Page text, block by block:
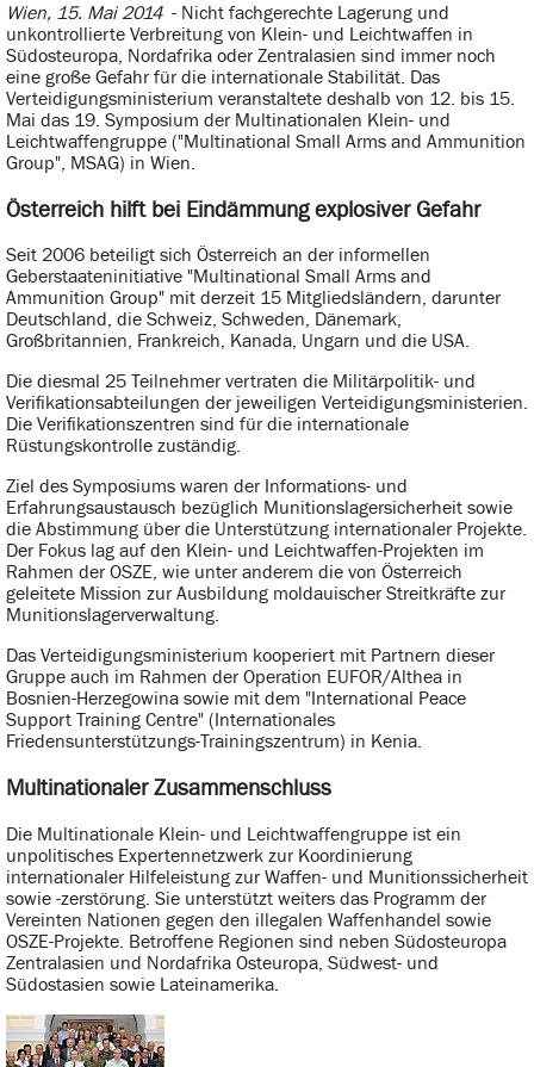
Wien, 15. Mai 2014 - Nicht fachgerechte Lagerung und
unkontrollierte Verbreitung von Klein- und Leichtwaffen in
Südosteuropa, Nordafrika oder Zentralasien sind immer noch
eine große Gefahr für die internationale Stabilität. Das
Verteidigungsministerium veranstaltete deshalb von 12. bis 15.
Mai das 19. Symposium der Multinationalen Klein- und
Leichtwaffengruppe ("Multinational Small Arms and Ammunition
Group", MSAG) in Wien.
Österreich hilft bei Eindämmung explosiver Gefahr
Seit 2006 beteiligt sich Österreich an der informellen
Geberstaateninitiative "Multinational Small Arms and
Ammunition Group" mit derzeit 15 Mitgliedsländern, darunter
Deutschland, die Schweiz, Schweden, Dänemark,
Großbritannien, Frankreich, Kanada, Ungarn und die USA.
Die diesmal 25 Teilnehmer vertraten die Militärpolitik- und
Verifikationsabteilungen der jeweiligen Verteidigungsministerien.
Die Verifikationszentren sind für die internationale
Rüstungskontrolle zuständig.
Ziel des Symposiums waren der Informations- und
Erfahrungsaustausch bezüglich Munitionslagersicherheit sowie
die Abstimmung über die Unterstützung internationaler Projekte.
Der Fokus lag auf den Klein- und Leichtwaffen-Projekten im
Rahmen der OSZE, wie unter anderem die von Österreich
geleitete Mission zur Ausbildung moldauischer Streitkräfte zur
Munitionslagerverwaltung.
Das Verteidigungsministerium kooperiert mit Partnern dieser
Gruppe auch im Rahmen der Operation EUFOR/Althea in
Bosnien-Herzegowina sowie mit dem "International Peace
Support Training Centre" (Internationales
Friedensunterstützungs-Trainingszentrum) in Kenia.
Multinationaler Zusammenschluss
Die Multinationale Klein- und Leichtwaffengruppe ist ein
unpolitisches Expertennetzwerk zur Koordinierung
internationaler Hilfeleistung zur Waffen- und Munitionssicherheit
sowie -zerstörung. Sie unterstützt weiters das Programm der
Vereinten Nationen gegen den illegalen Waffenhandel sowie
OSZE-Projekte. Betroffene Regionen sind neben Südosteuropa
Zentralasien und Nordafrika Osteuropa, Südwest- und
Südostasien sowie Lateinamerika.